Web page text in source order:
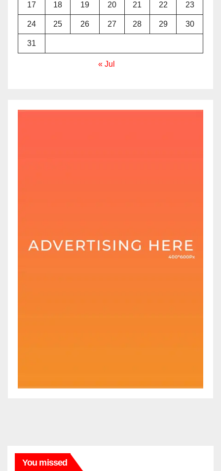
17 18 19 20 21 22 23
24 25 26 27 28 29 30
31
« Jul
You missed